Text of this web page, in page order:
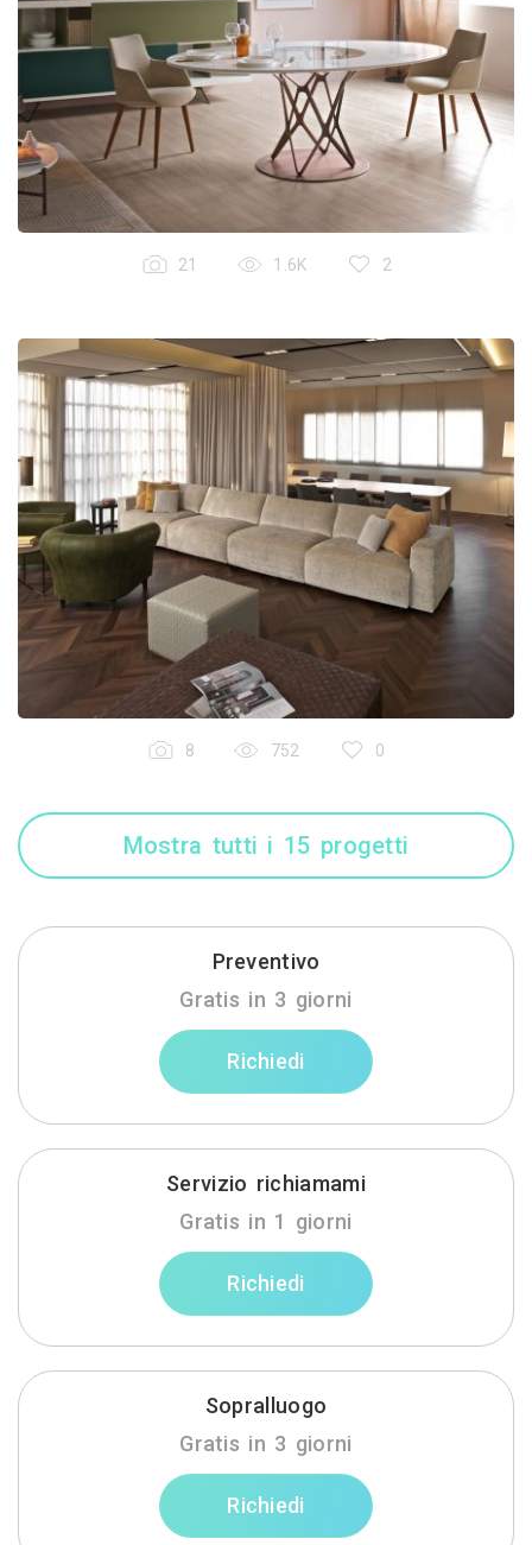
21 1.6K 2
8 752 0
Mostra tutti i 15 progetti
Preventivo
Gratis in 3 giorni
Richiedi
Servizio richiamami
Gratis in 1 giorni
Richiedi
Sopralluogo
Gratis in 3 giorni
Richiedi